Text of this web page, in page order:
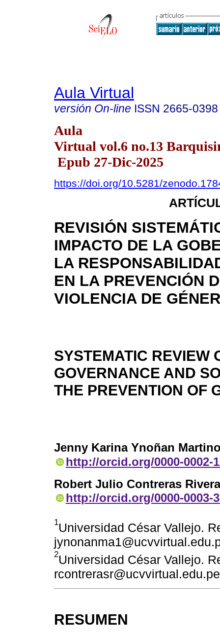
Aula Virtual
versión On-line ISSN 2665-0398
Aula
Virtual vol.6 no.13
Epub 27-Dic-2025
https://doi.org/10.5281/
REVISIÓN
IMPACTO DE LA
LA
EN LA PREVENCIÓN
VIOLENCIA DE
SYSTEMATIC REVIEW
GOVERNANCE AND
THE PREVENTION OF
Jenny Karina Ynoñan
http://orcid.org/0000-0002-
Robert Julio Contreras Rivera
http://orcid.org/0000-0003-
1Universidad César Vallejo.
2Universidad César Vallejo.
rcontrerasr@ucvvirtual.edu.pe
RESUMEN